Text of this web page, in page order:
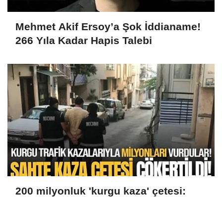
Mehmet Akif Ersoy’a Şok İddianame!
266 Yıla Kadar Hapis Talebi
200 milyonluk 'kurgu kaza' çetesi: